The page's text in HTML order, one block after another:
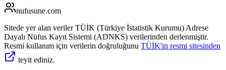
nufusune.com
Sitede yer alan veriler TÜİK (Türkiye İstatistik Kurumu) Adrese
Dayalı Nüfus Kayıt Sistemi (ADNKS) verilerinden derlenmiştir.
Resmi kullanım için verilerin doğruluğunu TÜİK'in resmi sitesinden
teyit ediniz.